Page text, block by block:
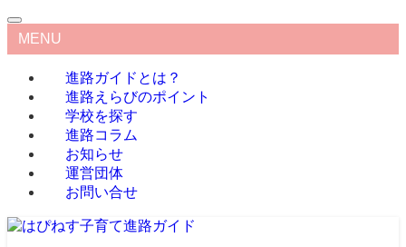
MENU
進路ガイドとは？
進路えらびのポイント
学校を探す
進路コラム
お知らせ
運営団体
お問い合せ